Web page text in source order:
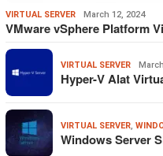
VIRTUAL SERVER March 12, 2024
VMware vSphere Platform
VIRTUAL SERVER
Hyper-V Alat
VIRTUAL SERVER,
Windows Server